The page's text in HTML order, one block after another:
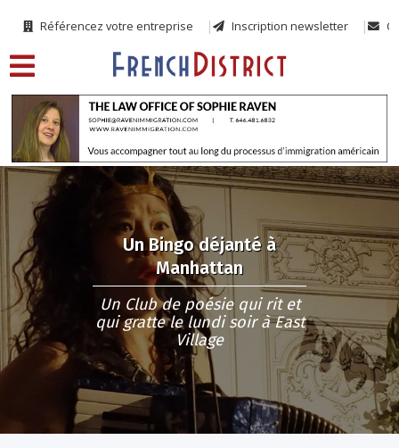
Référencez votre entreprise Inscription newsletter
Un Bingo déjanté à
Manhattan
Un Club de poésie qui rit et
qui gratte le lundi soir à East
Village